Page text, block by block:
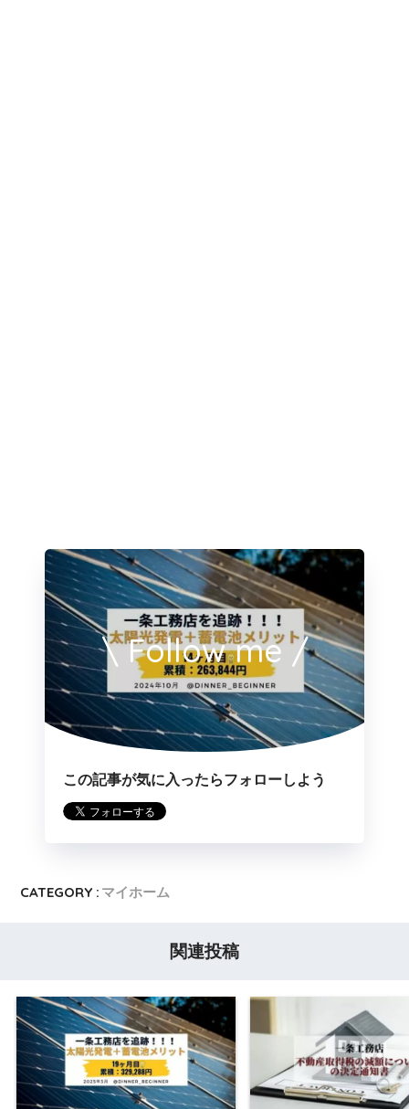
\ Follow me /
この記事が気に入ったらフォローしよう
CATEGORY : マイホーム
関連投稿